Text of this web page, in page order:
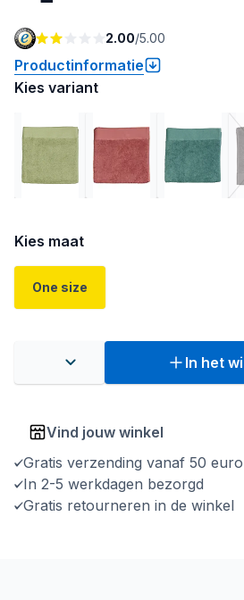
2.00/5.00
Productinformatie
Kies variant
Kies maat
One size
In het
Vind jouw winkel
Gratis verzending vanaf 50 euro
In 2-5 werkdagen bezorgd
Gratis retourneren in de winkel